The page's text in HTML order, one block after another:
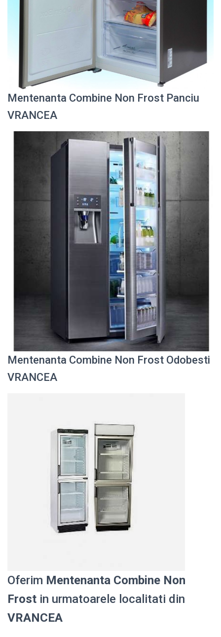
Mentenanta Combine Non Frost Panciu
VRANCEA
Mentenanta Combine Non Frost Odobesti
VRANCEA
Oferim Mentenanta Combine Non
Frost in urmatoarele localitati din
VRANCEA